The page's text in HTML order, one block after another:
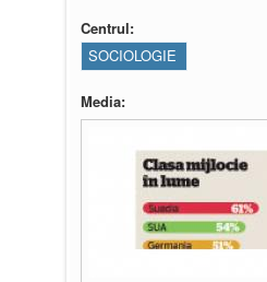
Centrul:
SOCIOLOGIE
Media: